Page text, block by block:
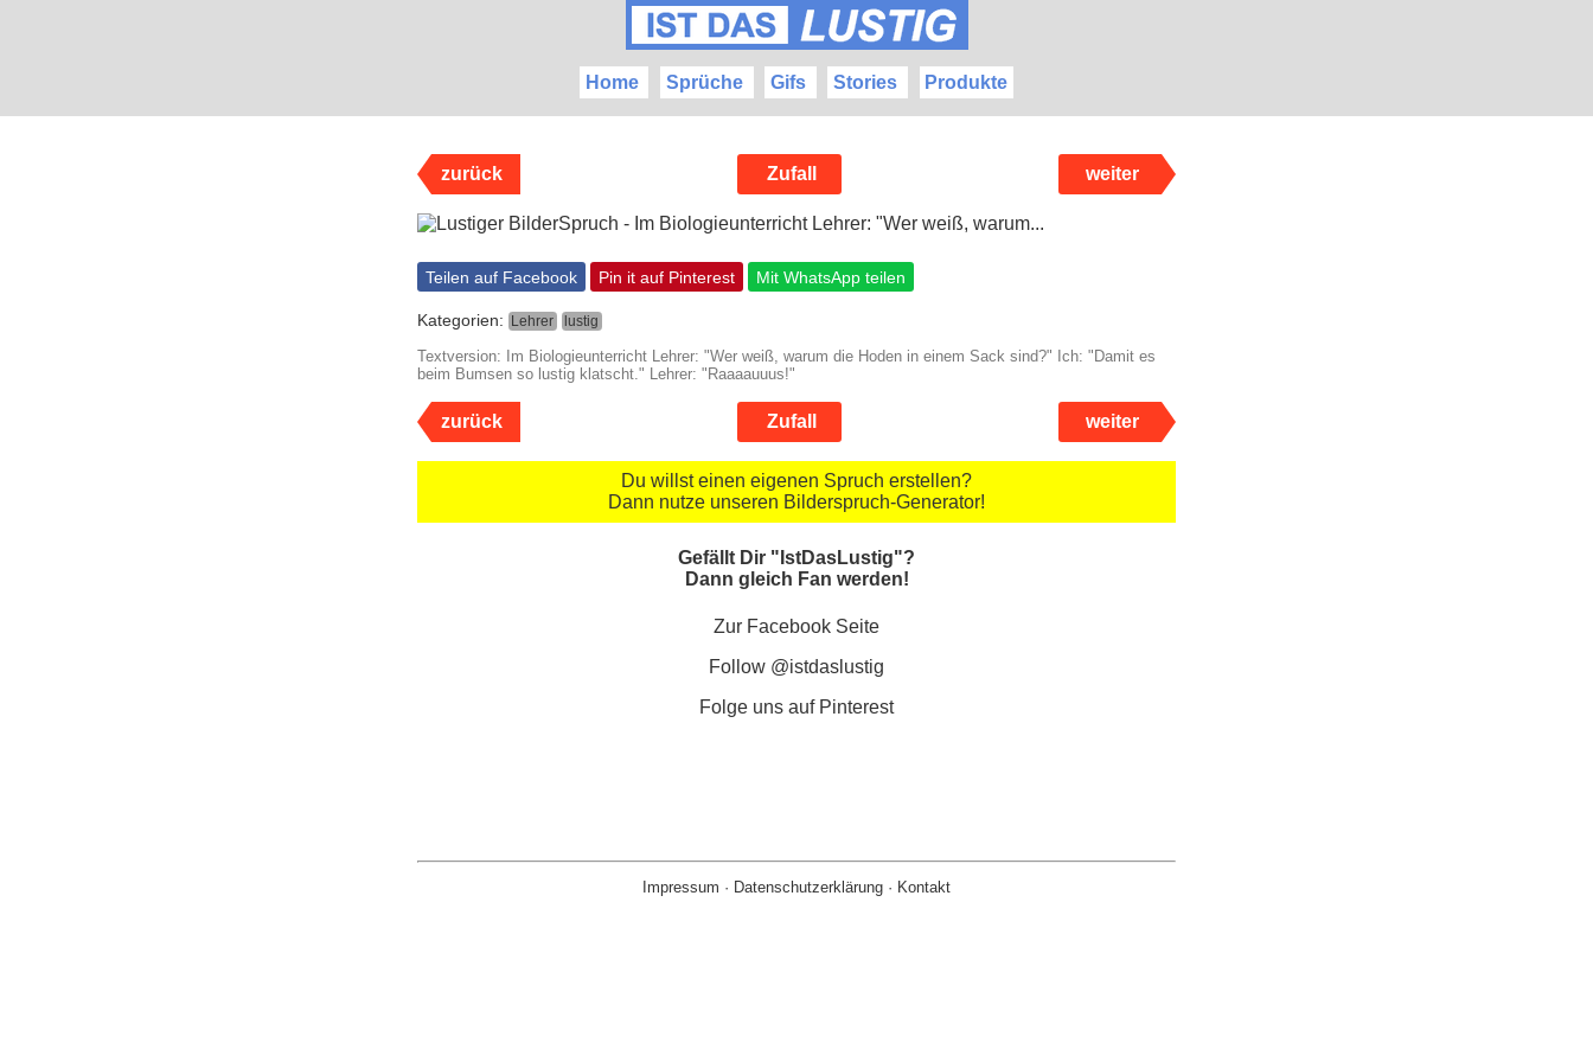
Home Sprüche Gifs Stories Produkte
zurück Zufall weiter
Teilen auf Facebook Pin it auf Pinterest Mit WhatsApp teilen
Kategorien: Lehrer lustig
Textversion: Im Biologieunterricht Lehrer: "Wer weiß, warum die Hoden in einem Sack sind?" Ich: "Damit es
beim Bumsen so lustig klatscht." Lehrer: "Raaaauuus!"
zurück Zufall weiter
Du willst einen eigenen Spruch erstellen?
Dann nutze unseren Bilderspruch-Generator!
Gefällt Dir "IstDasLustig"?
Dann gleich Fan werden!
Zur Facebook Seite
Follow @istdaslustig
Folge uns auf Pinterest
Impressum · Datenschutzerklärung · Kontakt